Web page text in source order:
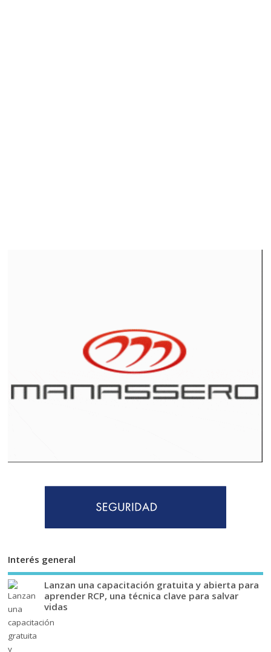
Interés general
Lanzan una capacitación gratuita y abierta para
aprender RCP, una técnica clave para salvar
vidas